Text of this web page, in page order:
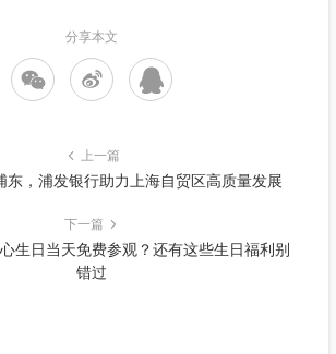
分享本文
上一篇
东，浦发银行助力上海自贸区高质量发展
下一篇
生日当天免费参观？还有这些生日福利别
错过